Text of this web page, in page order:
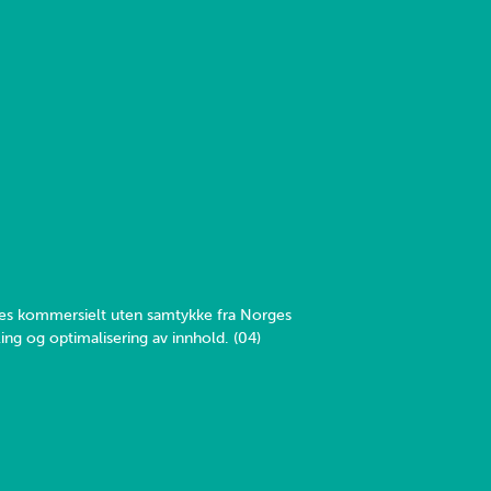
kommersielt uten samtykke fra Norges
og optimalisering av innhold. (04)